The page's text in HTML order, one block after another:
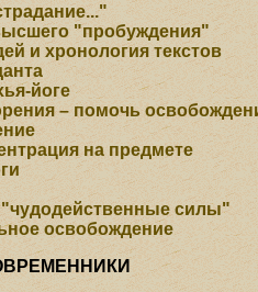
"пробуждения"
и хронология текстов
йоге
– помочь
на предмете
силы"
освобождение